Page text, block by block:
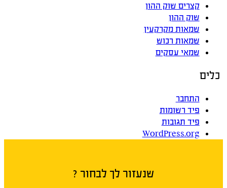
קצרים שוק ההון
שוק ההון
שמאות מקרקעין
שמאות רכוש
שמאי עסקים
כלים
התחבר
פיד רשומות
פיד תגובות
WordPress.org
שנעזור לך לבחור ?